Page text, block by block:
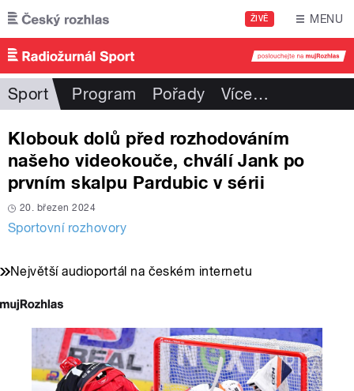
Přejít k hlavnímu obsahu
ŽIVĚ MENU
Sport Program Pořady Více…
Klobouk dolů před rozhodováním
našeho videokouče, chválí Jank po
prvním skalpu Pardubic v sérii
20. březen 2024
Sportovní rozhovory
Největší audioportál na českém internetu